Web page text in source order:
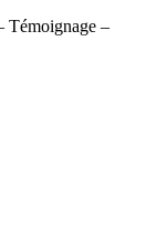
Témoignage –